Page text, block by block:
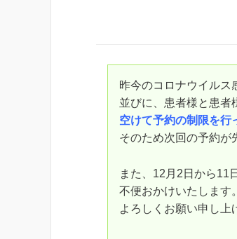
昨今のコロナウイルス
並びに、患者様と患者
空けて予約の制限を行
そのため次回の予約が
また、12月2日から11
不便おかけいたします。
よろしくお願い申し上